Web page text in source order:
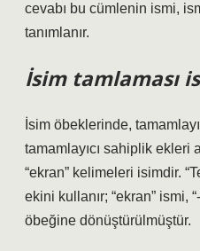
cevabı bu cümlenin ismi,
tanımlanır.
İsim tamlaması
İsim öbeklerinde,
tamamlayıcı sahiplik ekleri
“ekran” kelimeleri isimdir.
ekini kullanır; “ekran” ismi,
öbeğine dönüştürülmüştür.